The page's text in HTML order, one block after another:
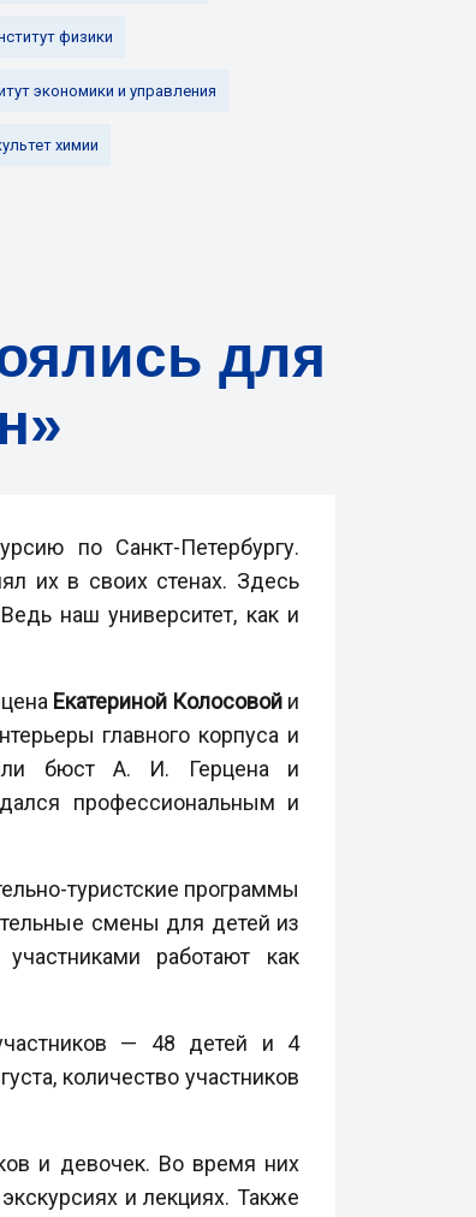
физики
экономики и управления
химии
для
по Санкт-Петербургу.
их в своих стенах. Здесь
наш университет, как и
Екатериной Колосовойи
главного корпуса и
бюст А. И. Герцена и
профессиональным и
туристские программы
смены для детей из
работают как
— 48 детей и 4
количество участников
и девочек. Во время них
и лекциях. Также